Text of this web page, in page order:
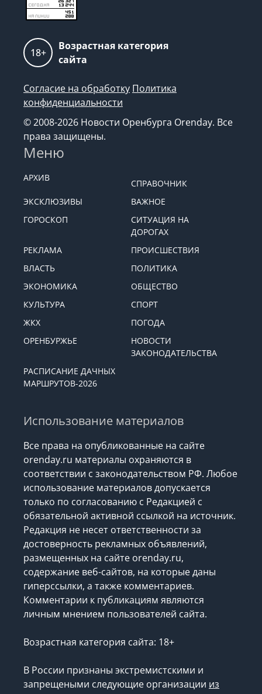
18+
Возрастная категория
сайта
Согласие на обработку Политика
конфиденциальности
© 2008-2026 Новости Оренбурга Orenday. Все
права защищены.
Меню
АРХИВ
СПРАВОЧНИК
ЭКСКЛЮЗИВЫ
ВАЖНОЕ
ГОРОСКОП
СИТУАЦИЯ НА
ДОРОГАХ
РЕКЛАМА
ПРОИСШЕСТВИЯ
ВЛАСТЬ
ПОЛИТИКА
ЭКОНОМИКА
ОБЩЕСТВО
КУЛЬТУРА
СПОРТ
ЖКХ
ПОГОДА
ОРЕНБУРЖЬЕ
НОВОСТИ
ЗАКОНОДАТЕЛЬСТВА
РАСПИСАНИЕ ДАЧНЫХ
МАРШРУТОВ-2026
Использование материалов
Все права на опубликованные на сайте
orenday.ru материалы охраняются в
соответствии с законодательством РФ. Любое
использование материалов допускается
только по согласованию с Редакцией с
обязательной активной ссылкой на источник.
Редакция не несет ответственности за
достоверность рекламных объявлений,
размещенных на сайте orenday.ru,
содержание веб-сайтов, на которые даны
гиперссылки, а также комментариев.
Комментарии к публикациям являются
личным мнением пользователей сайта.
Возрастная категория сайта: 18+
В России признаны экстремистскими и
запрещеными следующие организации из